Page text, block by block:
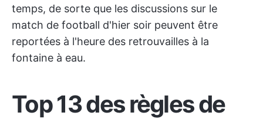
temps, de sorte que les discussions sur le
match de football d'hier soir peuvent être
reportées à l'heure des retrouvailles à la
fontaine à eau.
Top 13 des règles de